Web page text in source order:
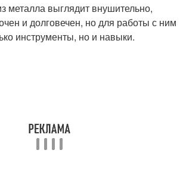
металла выглядит внушительно,
и долговечен, но для работы с ним
инструменты, но и навыки.